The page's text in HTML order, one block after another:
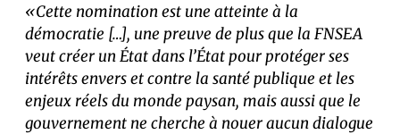
«Cette nomination est une atteinte à la
démocratie […], une preuve de plus que la FNSEA
veut créer un État dans l’État pour protéger ses
intérêts envers et contre la santé publique et les
enjeux réels du monde paysan, mais aussi que le
gouvernement ne cherche à nouer aucun dialogue